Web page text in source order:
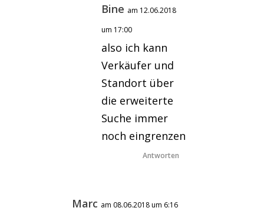
Bine am 12.06.2018
um 17:00
also ich kann
Verkäufer und
Standort über
die erweiterte
Suche immer
noch eingrenzen
Antworten
Marc am 08.06.2018 um 6:16